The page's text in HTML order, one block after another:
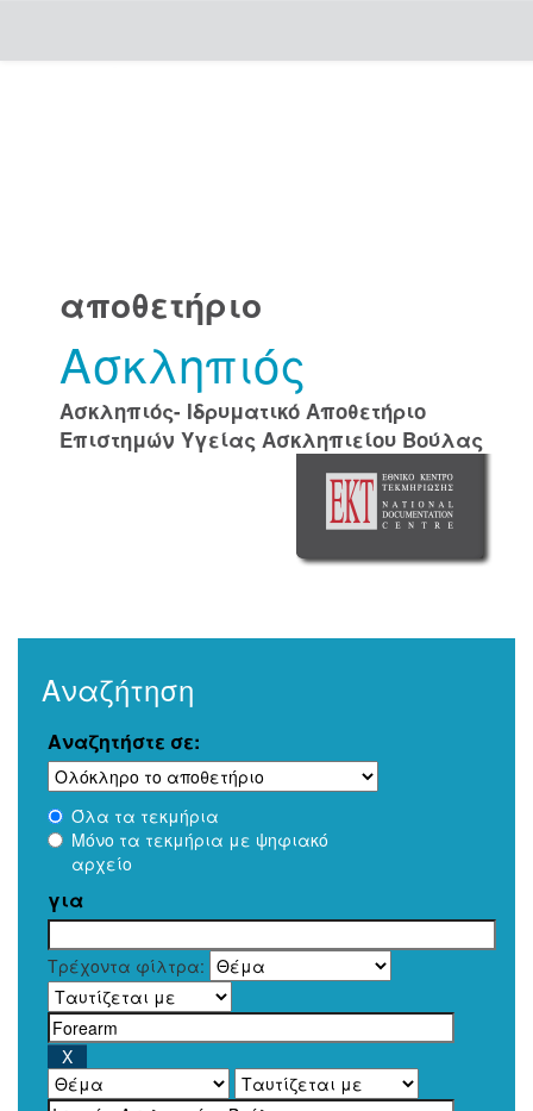
αποθετήριο
Ασκληπιός
Ασκληπιός- Ιδρυματικό Αποθετήριο
Επιστημών Υγείας Ασκληπιείου Βούλας
Αναζήτηση
Αναζητήστε σε:
Όλα τα τεκμήρια
Μόνο τα τεκμήρια με ψηφιακό
αρχείο
για
Τρέχοντα φίλτρα: